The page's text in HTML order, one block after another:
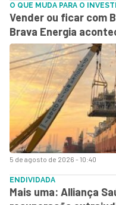
5 de agosto de 2026 - 10:40
O QUE MUDA PARA O
Vender ou ficar com
Brava Energia
ENDIVIDADA
Mais uma: Alliança